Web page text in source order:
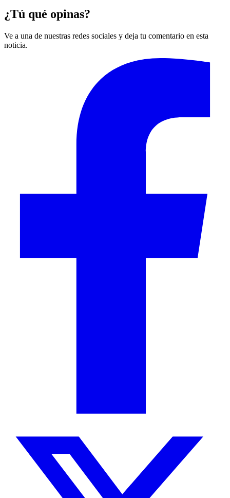
¿Tú qué opinas?
Ve a una de nuestras redes sociales y deja tu comentario en esta
noticia.